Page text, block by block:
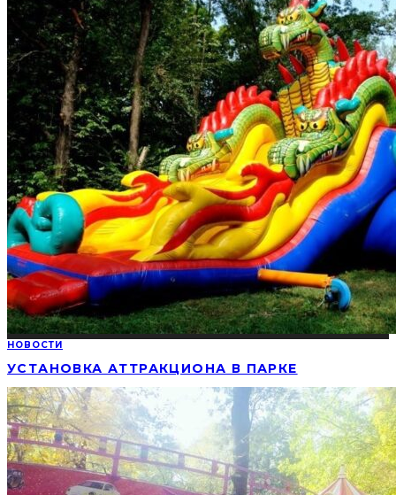
НОВОСТИ
УСТАНОВКА АТТРАКЦИОНА В ПАРКЕ